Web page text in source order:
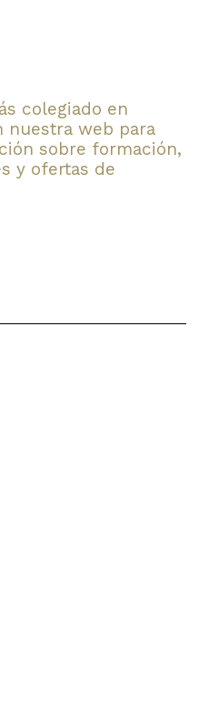
colegiado en
nuestra web para
sobre formación,
y ofertas de